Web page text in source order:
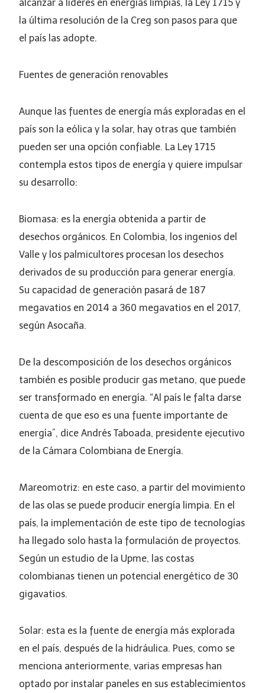
alcanzar a líderes en energías limpias, la Ley 1715 y
la última resolución de la Creg son pasos para que
el país las adopte.
Fuentes de generación renovables
Aunque las fuentes de energía más exploradas en el
país son la eólica y la solar, hay otras que también
pueden ser una opción confiable. La Ley 1715
contempla estos tipos de energía y quiere impulsar
su desarrollo:
Biomasa: es la energía obtenida a partir de
desechos orgánicos. En Colombia, los ingenios del
Valle y los palmicultores procesan los desechos
derivados de su producción para generar energía.
Su capacidad de generación pasará de 187
megavatios en 2014 a 360 megavatios en el 2017,
según Asocaña.
De la descomposición de los desechos orgánicos
también es posible producir gas metano, que puede
ser transformado en energía. “Al país le falta darse
cuenta de que eso es una fuente importante de
energía”, dice Andrés Taboada, presidente ejecutivo
de la Cámara Colombiana de Energía.
Mareomotriz: en este caso, a partir del movimiento
de las olas se puede producir energía limpia. En el
país, la implementación de este tipo de tecnologías
ha llegado solo hasta la formulación de proyectos.
Según un estudio de la Upme, las costas
colombianas tienen un potencial energético de 30
gigavatios.
Solar: esta es la fuente de energía más explorada
en el país, después de la hidráulica. Pues, como se
menciona anteriormente, varias empresas han
optado por instalar paneles en sus establecimientos